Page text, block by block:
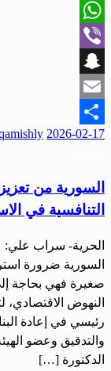
X
WhatsApp
Viber
Snapchat
Email
Share
2026-02-17
السورية من
التنافسية في
الحرية- سراب علي:
السورية ضرورة
صغيرة فهي بحاجة
النهوض
رئيسي في إعادة
والتدقيق وعضو
الدكتورة […]